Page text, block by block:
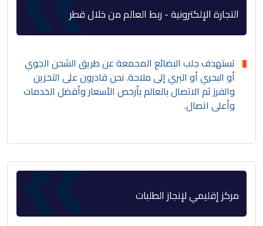
التجارة الإلكترونية - ربط العالم من خلال قطر
تستهدف جلب البضائع المجمعة عن طريق الشحن الجوي
أو البحري أو البري إلى ملاحة. نحن قادرون على التخزين
والفرز ثم الاتصال بالعالم بأرخص الأسعار وأفضل الخدمات
وأعلى اتصال.
مركز إقليمي لإنجاز الطلبات